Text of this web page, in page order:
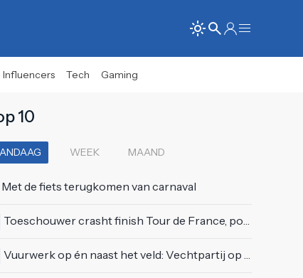
Influencers Tech Gaming
10
WEEK MAAND
Met de fiets terugkomen van carnaval
Toeschouwer crasht finish Tour de France, politie deelt bodycheck uit
Vuurwerk op én naast het veld: Vechtpartij op Ajax-tribune tussen supporters en stewards